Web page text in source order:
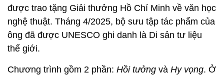
được trao tặng Giải thưởng Hồ Chí Minh về văn học
nghệ thuật. Tháng 4/2025, bộ sưu tập tác phẩm của
ông đã được UNESCO ghi danh là Di sản tư liệu
thế giới.
Chương trình gồm 2 phần: Hồi tưởng và Hy vọng. Ở